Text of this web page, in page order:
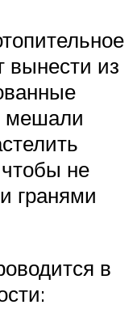
вынести из
мешали
не
гранями
в